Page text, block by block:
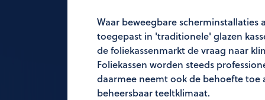
Waar beweegbare scherminstallaties
toegepast in 'traditionele' glazen
de foliekassenmarkt de vraag naar
Foliekassen worden steeds
daarmee neemt ook de behoefte toe
beheersbaar teeltklimaat.